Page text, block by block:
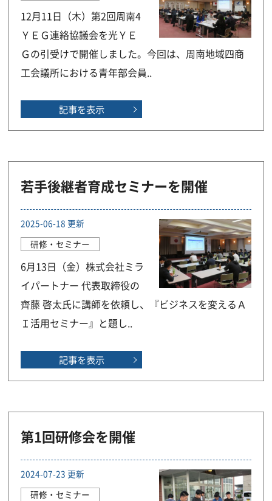
12月11日（木）第2回周南4
ＹＥＧ連絡協議会を光ＹＥ
Ｇの引受けで開催しました。今回は、周南地域四商
工会議所における青年部会員..
記事を表示
若手後継者育成セミナーを開催
2025-06-18 更新
研修・セミナー
6月13日（金）株式会社ミラ
イパートナー 代表取締役の
齊藤 啓太氏に講師を依頼し、『ビジネスを変えるＡ
Ｉ活用セミナー』と題し..
記事を表示
第1回研修会を開催
2024-07-23 更新
研修・セミナー